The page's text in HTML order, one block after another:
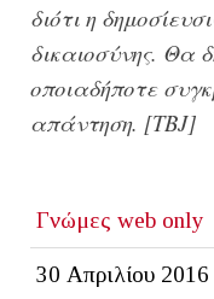
διότι η
δικαιοσύνης. Θα
οποιαδήποτε
απάντηση. [ΤΒJ]
Γνώμες web only
30 Απριλίου 2016